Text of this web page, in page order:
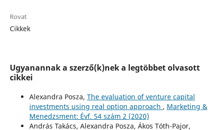
Rovat
Cikkek
Ugyanannak a szerző(k)nek a legtöbbet olvasott
cikkei
Alexandra Posza, The evaluation of venture capital
investments using real option approach , Marketing &
Menedzsment: Évf. 54 szám 2 (2020)
András Takács, Alexandra Posza, Ákos Tóth-Pajor,